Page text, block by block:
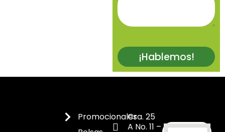
¡Hablemos!
PromocionalesCra. 25
A No. 11 –